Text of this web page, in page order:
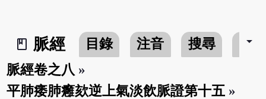
book_2
脈經 目錄 注音 搜尋 書介
arrow_drop_down
脈經卷之八 »
平肺痿肺癰欬逆上氣淡飲脈證第十五 »